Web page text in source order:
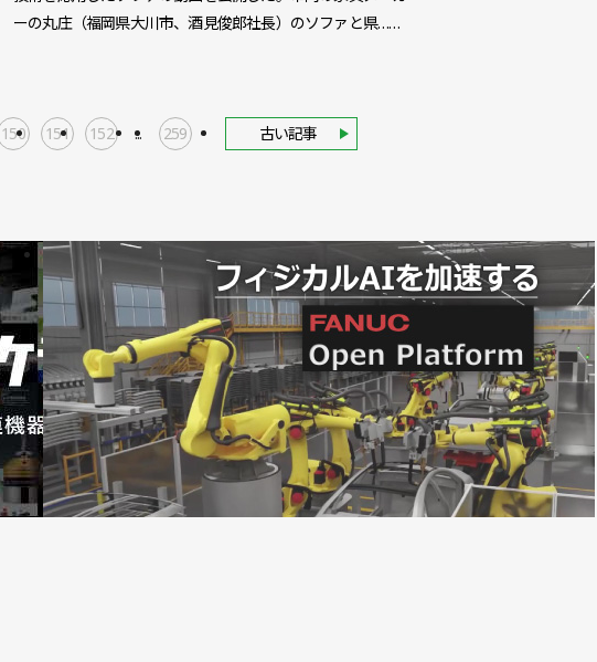
ーの丸庄（福岡県大川市、酒見俊郎社長）のソファと県……
150 151 152 ... 259 古い記事